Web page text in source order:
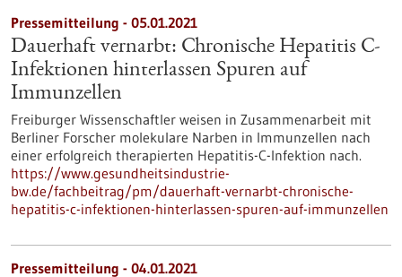
Pressemitteilung - 05.01.2021
Dauerhaft vernarbt: Chronische Hepatitis C-
Infektionen hinterlassen Spuren auf
Immunzellen
Freiburger Wissenschaftler weisen in Zusammenarbeit mit
Berliner Forscher molekulare Narben in Immunzellen nach
einer erfolgreich therapierten Hepatitis-C-Infektion nach.
https://www.gesundheitsindustrie-
bw.de/fachbeitrag/pm/dauerhaft-vernarbt-chronische-
hepatitis-c-infektionen-hinterlassen-spuren-auf-immunzellen
Pressemitteilung - 04.01.2021